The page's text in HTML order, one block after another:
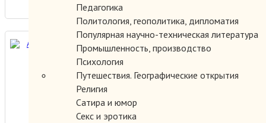
Педагогика
Политология, геополитика, дипломатия
Популярная научно-техническая литература
Промышленность, производство
Психология
Путешествия. Географические открытия
Религия
Сатира и юмор
Секс и эротика
Антиутопия XX века.
250.00 руб.